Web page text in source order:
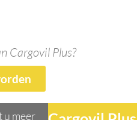
Cargovil Plus?
u meer